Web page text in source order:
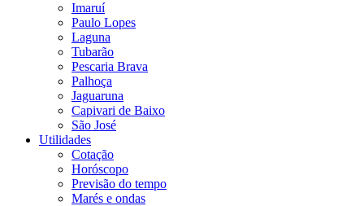
Imaruí
Paulo Lopes
Laguna
Tubarão
Pescaria Brava
Palhoça
Jaguaruna
Capivari de Baixo
São José
Utilidades
Cotação
Horóscopo
Previsão do tempo
Marés e ondas